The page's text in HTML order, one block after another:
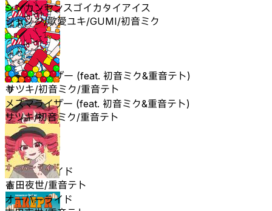
メズマライザー (feat. 初音ミク&重音テト)
サツキ/初音ミク/重音テト
オーバーライド
吉田夜世/重音テト
シンカンセンスゴイカタイアイス
シャノン/歌愛ユキ/GUMI/初音ミク
メズマライザー (feat. 初音ミク&重音テト)
サツキ/初音ミク/重音テト
オーバーライド